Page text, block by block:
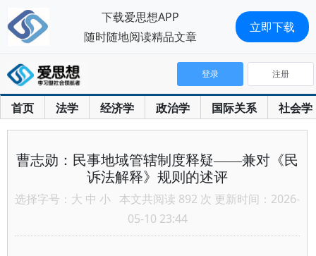
首页 法学 经济学 政治学 国际关系 社会学
登录 注册
曹志勋：民事地域管辖制度释疑——兼对《民
诉法解释》规则的述评
选择字号： 大 中 小 本文共阅读 892 次 更新时间：2026-
05-10 23:44
下载爱思想APP
随时随地阅读精品文章
立即下载